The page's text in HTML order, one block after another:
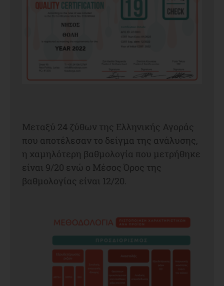
Μεταξύ 24 ζύθων της Ελληνικής Αγοράς
που αποτέλεσαν το δείγμα της ανάλυσης,
η χαμηλότερη βαθμολογία που μετρήθηκε
είναι 9/20 ενώ ο Μέσος Όρος της
βαθμολογίας είναι 12/20.